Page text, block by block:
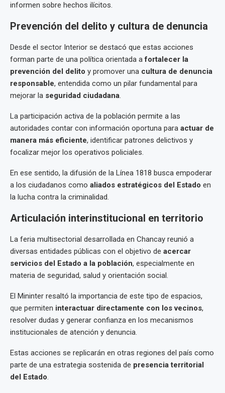
informen sobre hechos ilícitos.
Prevención del delito y cultura de denuncia
Desde el sector Interior se destacó que estas acciones
forman parte de una política orientada afortalecer la
prevención del delito y promover una cultura de denuncia
responsable, entendida como un pilar fundamental para
mejorar la seguridad ciudadana.
La participación activa de la población permite a las
autoridades contar con información oportuna para actuar de
manera más eficiente, identificar patrones delictivos y
focalizar mejor los operativos policiales.
En ese sentido, la difusión de la Línea 1818 busca empoderar
a los ciudadanos como aliados estratégicos del Estado en
la lucha contra la criminalidad.
Articulación interinstitucional en territorio
La feria multisectorial desarrollada en Chancay reunió a
diversas entidades públicas con el objetivo de acercar
servicios del Estado a la población, especialmente en
materia de seguridad, salud y orientación social.
El Mininter resaltó la importancia de este tipo de espacios,
que permiten interactuar directamente con los vecinos,
resolver dudas y generar confianza en los mecanismos
institucionales de atención y denuncia.
Estas acciones se replicarán en otras regiones del país como
parte de una estrategia sostenida de presencia territorial
del Estado.